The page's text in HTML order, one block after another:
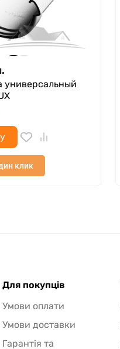
универсальный
клик
Для покупців
Умови оплати
Умови доставки
Гарантія та